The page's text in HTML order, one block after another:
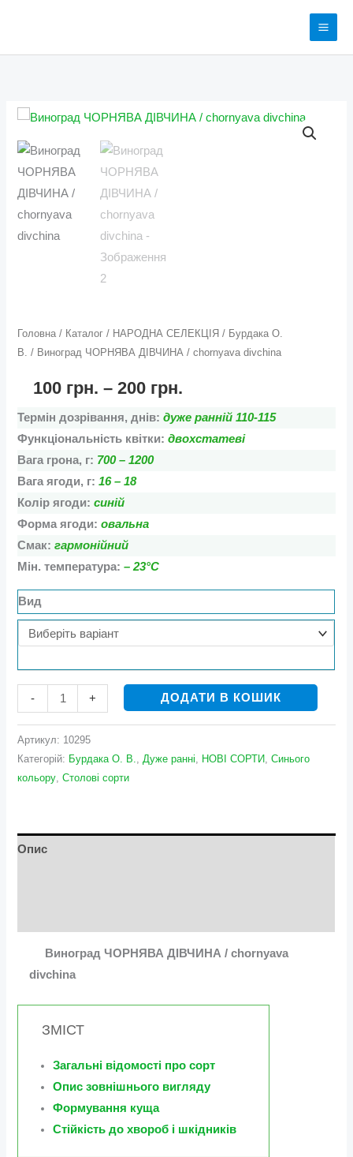
вмісту
Головна / Каталог / НАРОДНА СЕЛЕКЦІЯ / Бурдака О.
В. / Виноград ЧОРНЯВА ДІВЧИНА / chornyava divchina
100 грн. – 200 грн.
Діапазон
Термін дозрівання, днів: дуже ранній 110-115
Функціональність квітки:двохстатеві
Вага грона, г: 700 – 1200
Вага ягоди, г:16 – 18
Колір ягоди:синій
Форма ягоди:овальна
Смак:гармонійний
Мін. температура:– 23°С
Вид
-
Виноград
ЧОРНЯВА
ДІВЧИНА
chornyava
divchina
+ ДОДАТИ В КОШИК
Артикул: 10295
Категорій: Бурдака О. В. Дуже ранні НОВІ СОРТИ ,Синього
кольору ,Столові сорти
Опис
Виноград ЧОРНЯВА ДІВЧИНА / chornyava
divchina
ЗМІСТ
Загальні відомості про сорт
Опис зовнішнього вигляду
Формування куща
Стійкість до хвороб і шкідників